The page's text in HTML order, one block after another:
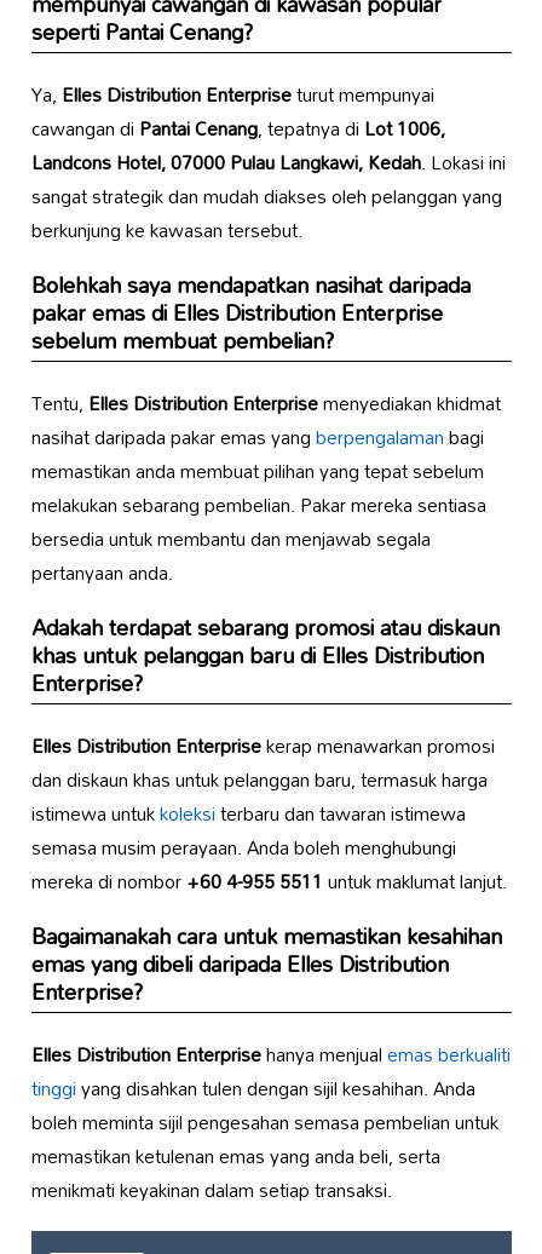
sepertiPantai Cenang?
Ya,Elles Distribution Enterpriseturut mempunyai
cawangan diPantai Cenang, tepatnya diLot 1006,
Landcons Hotel, 07000 Pulau Langkawi, Kedah. Lokasi ini
sangat strategik dan mudah diakses oleh pelanggan yang
berkunjung ke kawasan tersebut.
Bolehkah saya mendapatkan nasihat daripada
pakar emas diElles Distribution Enterprise
sebelum membuat pembelian?
Tentu,Elles Distribution Enterprisemenyediakan khidmat
nasihat daripada pakar emas yangberpengalamanbagi
memastikan anda membuat pilihan yang tepat sebelum
melakukan sebarang pembelian. Pakar mereka sentiasa
bersedia untuk membantu dan menjawab segala
pertanyaan anda.
Adakah terdapat sebarang promosi atau diskaun
khas untuk pelanggan baru diElles Distribution
Enterprise?
Elles Distribution Enterprisekerap menawarkan promosi
dan diskaun khas untuk pelanggan baru, termasuk harga
istimewa untukkoleksiterbaru dan tawaran istimewa
semasa musim perayaan. Anda boleh menghubungi
mereka di nombor+60 4-955 5511 untuk maklumat lanjut.
Bagaimanakah cara untuk memastikan kesahihan
emas yang dibeli daripadaElles Distribution
Enterprise?
Elles Distribution Enterprisehanya menjualemas berkualiti
tinggiyang disahkan tulen dengan sijil kesahihan. Anda
boleh meminta sijil pengesahan semasa pembelian untuk
memastikan ketulenan emas yang anda beli, serta
menikmati keyakinan dalam setiap transaksi.